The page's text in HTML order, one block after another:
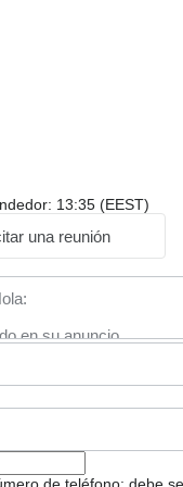
13:35 (EEST)
una reunión